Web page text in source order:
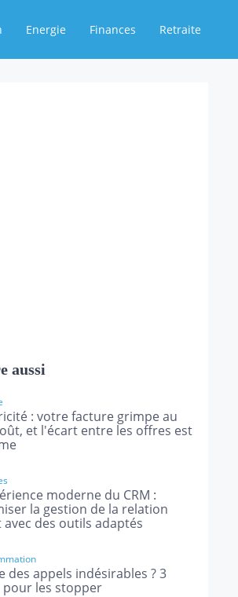
Energie Finances Retraite
aussi
: votre facture grimpe au
et l'écart entre les offres est
moderne du CRM :
la gestion de la relation
avec des outils adaptés
des appels indésirables ? 3
pour les stopper